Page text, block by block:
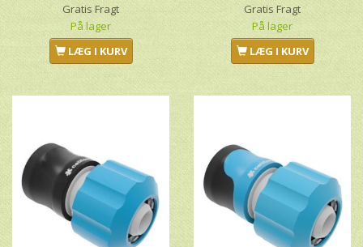
Gratis Fragt
På lager
LÆG I KURV
Gratis Fragt
På lager
LÆG I KURV